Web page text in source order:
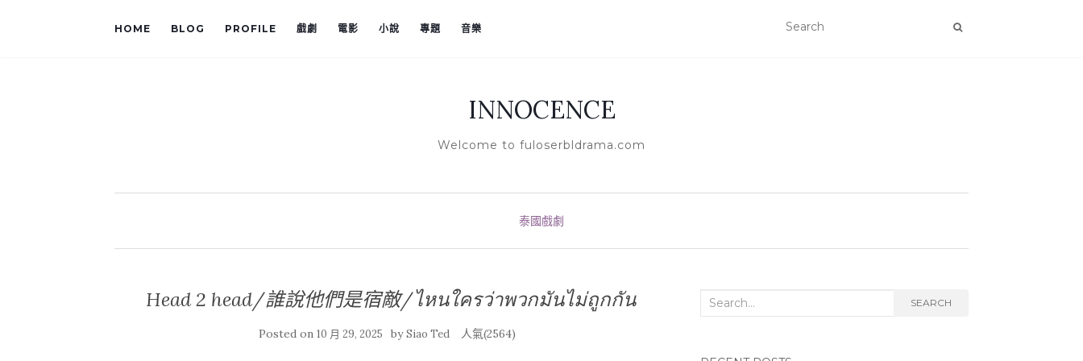
HOME BLOG PROFILE 戲劇 電影 小說 專題 音樂
INNOCENCE
Welcome to fuloserbldrama.com
泰國戲劇
Head 2 head/誰說他們是宿敵/ไหนใครว่าพวกมันไม่ถูกกัน
Posted on 10 月 29, 2025 bySiao Ted 人氣(2564)
Search for: SEARCH